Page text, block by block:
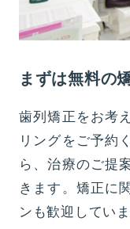
まずは無料の
歯列矯正をお考
リングをご予約
ら、治療のご提
きます。矯正に
ンも歓迎していま